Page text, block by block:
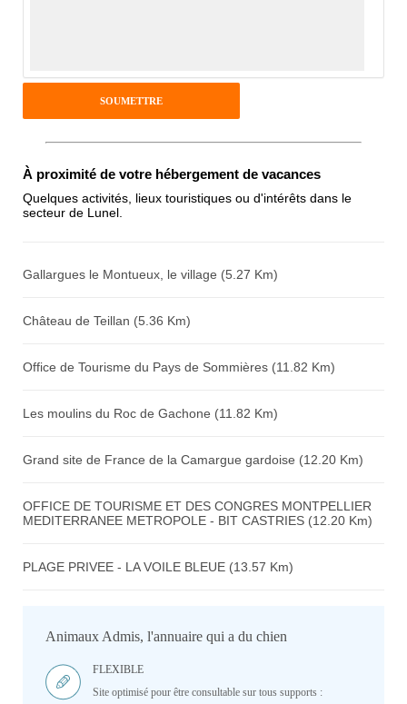
Pseudo :
À proximité de votre hébergement de vacances
Quelques activités, lieux touristiques ou d'intérêts dans le
secteur de Lunel.
Gallargues le Montueux, le village (5.27 Km)
Château de Teillan (5.36 Km)
Office de Tourisme du Pays de Sommières (11.82 Km)
Les moulins du Roc de Gachone (11.82 Km)
Grand site de France de la Camargue gardoise (12.20 Km)
OFFICE DE TOURISME ET DES CONGRES MONTPELLIER
MEDITERRANEE METROPOLE - BIT CASTRIES (12.20 Km)
PLAGE PRIVEE - LA VOILE BLEUE (13.57 Km)
Animaux Admis, l'annuaire qui a du chien
FLEXIBLE
Site optimisé pour être consultable sur tous supports :